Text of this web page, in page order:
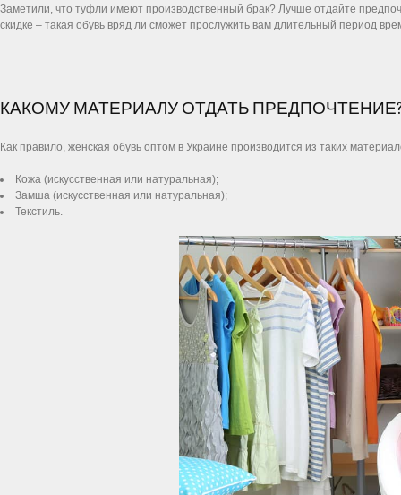
Заметили, что туфли имеют производственный брак? Лучше отдайте
скидке – такая обувь вряд ли сможет прослужить вам длительный период
КАКОМУ МАТЕРИАЛУ ОТДАТЬ
Как правило, женская обувь оптом в Украине производится из таких
Кожа (искусственная или натуральная);
Замша (искусственная или натуральная);
Текстиль.